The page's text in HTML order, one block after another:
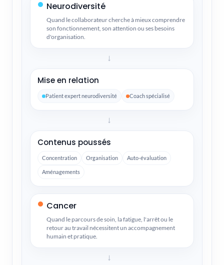
Neurodiversité
Quand le collaborateur cherche à mieux comprendre
son fonctionnement, son attention ou ses besoins
d'organisation.
→
Mise en relation
Patient expert neurodiversité Coach spécialisé
→
Contenus poussés
Concentration Organisation Auto-évaluation
Aménagements
Cancer
Quand le parcours de soin, la fatigue, l'arrêt ou le
retour au travail nécessitent un accompagnement
humain et pratique.
→